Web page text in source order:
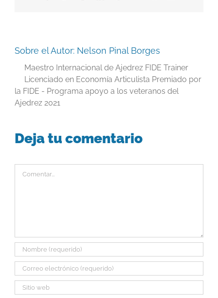
Sobre el Autor: Nelson Pinal Borges
Maestro Internacional de Ajedrez FIDE Trainer
Licenciado en Economía Articulista Premiado por
la FIDE - Programa apoyo a los veteranos del
Ajedrez 2021
Deja tu comentario